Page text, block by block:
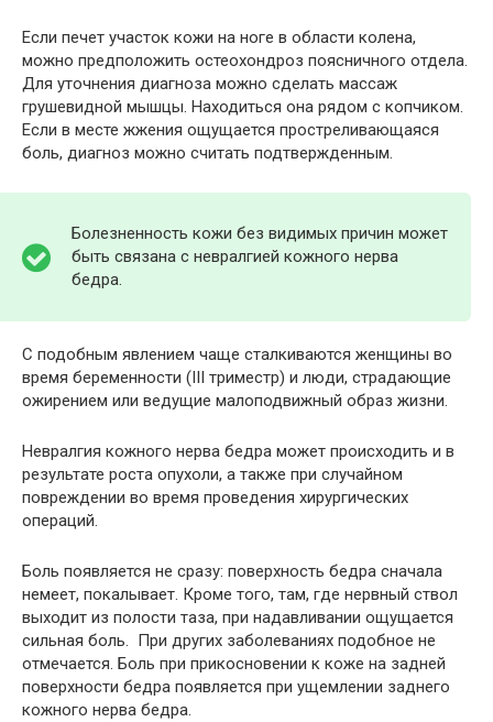
Если печет участок кожи на ноге в области колена,
можно предположить остеохондроз поясничного отдела.
Для уточнения диагноза можно сделать массаж
грушевидной мышцы. Находиться она рядом с копчиком.
Если в месте жжения ощущается простреливающаяся
боль, диагноз можно считать подтвержденным.
Болезненность кожи без видимых причин может
быть связана с невралгией кожного нерва
бедра.
С подобным явлением чаще сталкиваются женщины во
время беременности (III триместр) и люди, страдающие
ожирением или ведущие малоподвижный образ жизни.
Невралгия кожного нерва бедра может происходить и в
результате роста опухоли, а также при случайном
повреждении во время проведения хирургических
операций.
Боль появляется не сразу: поверхность бедра сначала
немеет, покалывает. Кроме того, там, где нервный ствол
выходит из полости таза, при надавливании ощущается
сильная боль. При других заболеваниях подобное не
отмечается. Боль при прикосновении к коже на задней
поверхности бедра появляется при ущемлении заднего
кожного нерва бедра.